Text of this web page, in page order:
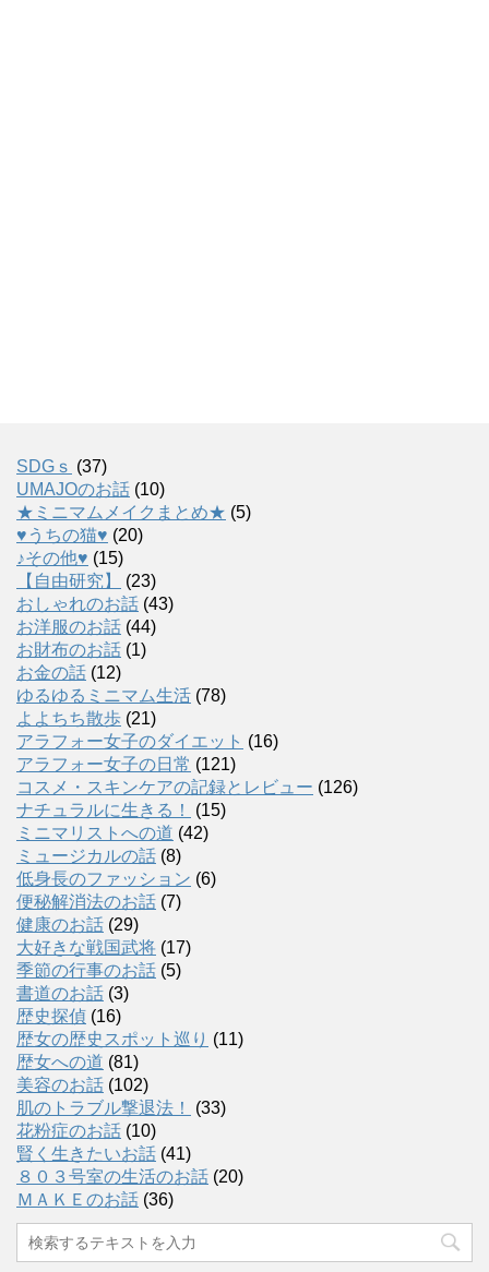
SDGｓ (37)
UMAJOのお話 (10)
★ミニマムメイクまとめ★ (5)
♥うちの猫♥ (20)
♪その他♥ (15)
【自由研究】
(23)
おしゃれのお話 (43)
お洋服のお話 (44)
お財布のお話 (1)
お金の話 (12)
ゆるゆるミニマム生活 (78)
よよちち散歩 (21)
アラフォー女子のダイエット (16)
アラフォー女子の日常 (121)
コスメ・スキンケアの記録とレビュー (126)
ナチュラルに生きる！
(15)
ミニマリストへの道 (42)
ミュージカルの話 (8)
低身長のファッション (6)
便秘解消法のお話 (7)
健康のお話 (29)
大好きな戦国武将 (17)
季節の行事のお話 (5)
書道のお話 (3)
歴史探偵 (16)
歴女の歴史スポット巡り (11)
歴女への道 (81)
美容のお話 (102)
肌のトラブル撃退法！
(33)
花粉症のお話 (10)
賢く生きたいお話 (41)
８０３号室の生活のお話 (20)
ＭＡＫＥのお話 (36)